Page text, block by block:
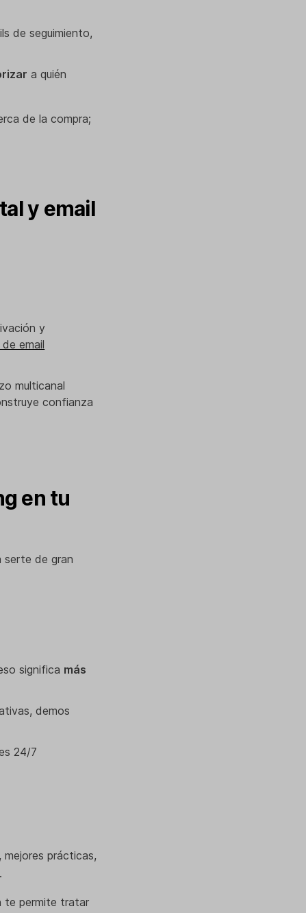
de seguimiento,
a quién
de la compra;
y email
y
email
multicanal
confianza
en tu
serte de gran
significa más
demos
24/7
prácticas,
.
te permite tratar